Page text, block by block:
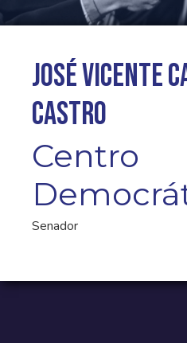
José Vicente
Castro
Centro
Senador